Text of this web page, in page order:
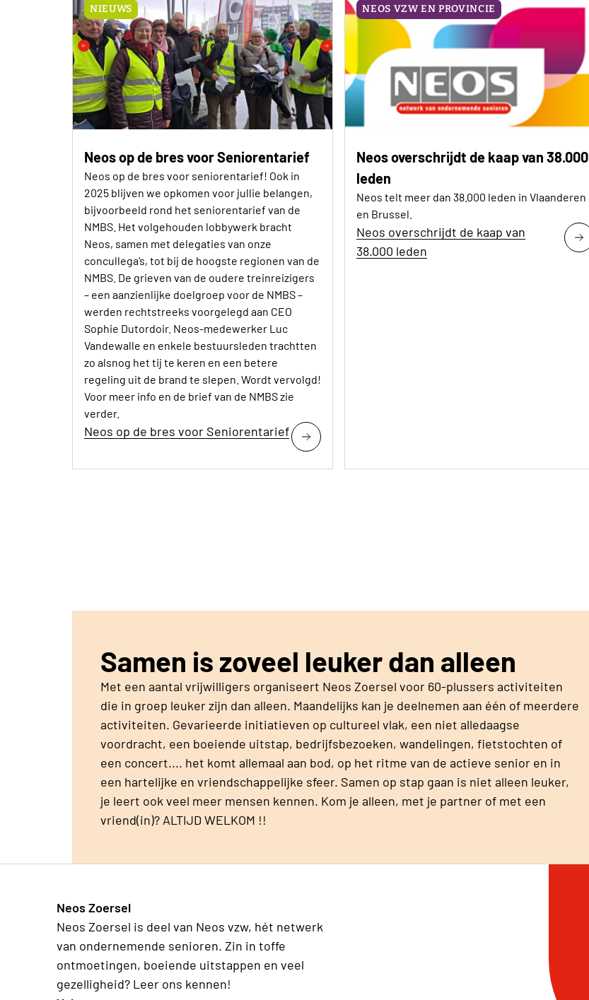
NIEUWS
Neos op de bres voor Seniorentarief
Neos op de bres voor seniorentarief! Ook in
2025 blijven we opkomen voor jullie belangen,
bijvoorbeeld rond het seniorentarief van de
NMBS. Het volgehouden lobbywerk bracht
Neos, samen met delegaties van onze
concullega’s, tot bij de hoogste regionen van de
NMBS. De grieven van de oudere treinreizigers
– een aanzienlijke doelgroep voor de NMBS –
werden rechtstreeks voorgelegd aan CEO
Sophie Dutordoir. Neos-medewerker Luc
Vandewalle en enkele bestuursleden trachtten
zo alsnog het tij te keren en een betere
regeling uit de brand te slepen. Wordt vervolgd!
Voor meer info en de brief van de NMBS zie
verder.
Neos op de bres voor Seniorentarief
NEOS VZW EN PROVINCIE
Neos overschrijdt de kaap van 38.000
leden
Neos telt meer dan 38.000 leden in Vlaanderen
en Brussel.
Neos overschrijdt de kaap van
38.000 leden
Samen is zoveel leuker dan alleen
Met een aantal vrijwilligers organiseert Neos Zoersel voor 60-plussers activiteiten
die in groep leuker zijn dan alleen. Maandelijks kan je deelnemen aan één of meerdere
activiteiten. Gevarieerde initiatieven op cultureel vlak, een niet alledaagse
voordracht, een boeiende uitstap, bedrijfsbezoeken, wandelingen, fietstochten of
een concert.... het komt allemaal aan bod, op het ritme van de actieve senior en in
een hartelijke en vriendschappelijke sfeer. Samen op stap gaan is niet alleen leuker,
je leert ook veel meer mensen kennen. Kom je alleen, met je partner of met een
vriend(in)? ALTIJD WELKOM !!
Neos Zoersel
Neos Zoersel is deel van Neos vzw, hét netwerk
van ondernemende senioren. Zin in toffe
ontmoetingen, boeiende uitstappen en veel
gezelligheid? Leer ons kennen!